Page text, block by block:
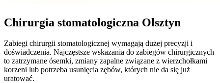
Chirurgia stomatologiczna Olsztyn
Zabiegi chirurgii stomatologicznej wymagają dużej precyzji i
doświadczenia. Najczęstsze wskazania do zabiegów chirurgicznych
to zatrzymane ósemki, zmiany zapalne związane z wierzchołkami
korzeni lub potrzeba usunięcia zębów, których nie da się już
uratować.